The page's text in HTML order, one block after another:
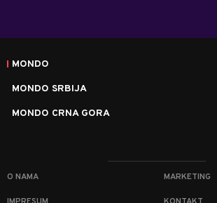
MONDO
MONDO SRBIJA
MONDO CRNA GORA
O NAMA MARKETING